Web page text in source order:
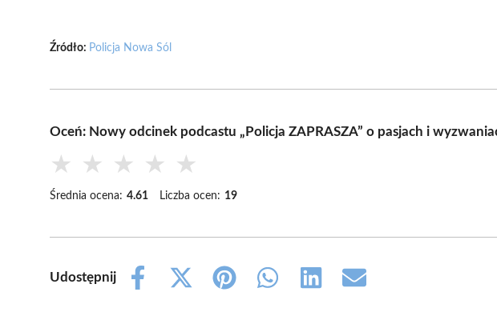
Źródło: Policja Nowa Sól
Oceń: Nowy odcinek podcastu „Policja ZAPRASZA” o pasjach i
★ ★ ★ ★ ★
Średnia ocena: 4.61 Liczba ocen: 19
Udostępnij
Share
Share
Share
Share
Share
Share